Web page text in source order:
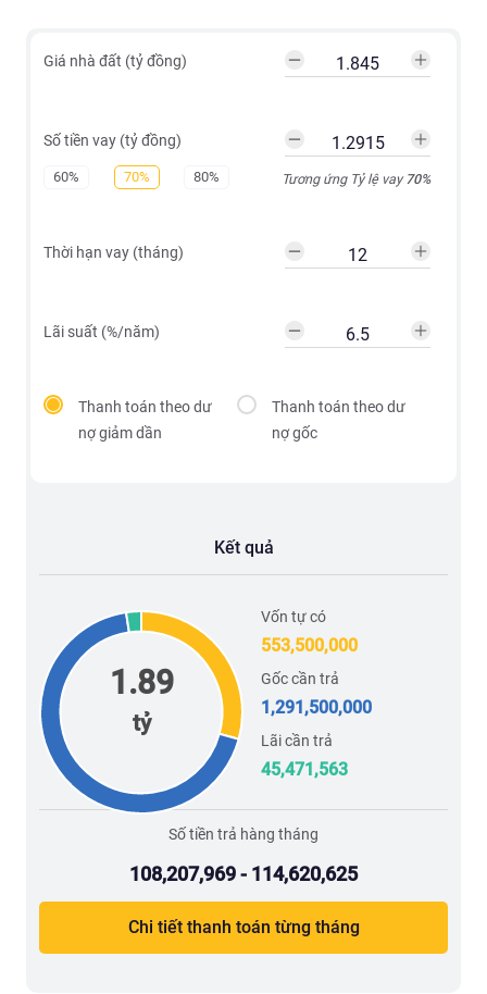
Giá nhà đất (tỷ đồng)
Số tiền vay (tỷ đồng)
60% 70% 80% Tương ứng Tỷ lệ vay70%
Thời hạn vay (tháng)
Lãi suất (%/năm)
Thanh toán theo dư
nợ giảm dần
Thanh toán theo dư
nợ gốc
Kết quả
1.89
tỷ
Vốn tự có
553,500,000
Gốc cần trả
1,291,500,000
Lãi cần trả
45,471,563
Số tiền trả hàng tháng
108,207,969 - 114,620,625
Chi tiết thanh toán từng tháng